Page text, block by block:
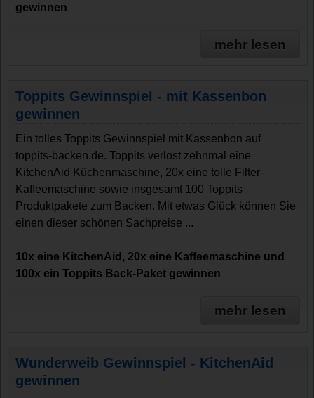
gewinnen
mehr lesen
Toppits Gewinnspiel - mit Kassenbon
gewinnen
Ein tolles Toppits Gewinnspiel mit Kassenbon auf
toppits-backen.de. Toppits verlost zehnmal eine
KitchenAid Küchenmaschine, 20x eine tolle Filter-
Kaffeemaschine sowie insgesamt 100 Toppits
Produktpakete zum Backen. Mit etwas Glück können Sie
einen dieser schönen Sachpreise ...
10x eine KitchenAid, 20x eine Kaffeemaschine und
100x ein Toppits Back-Paket gewinnen
mehr lesen
Wunderweib Gewinnspiel - KitchenAid
gewinnen